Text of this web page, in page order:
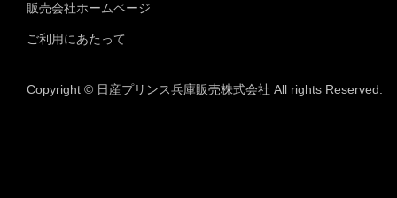
販売会社ホームページ
ご利用にあたって
Copyright © 日産プリンス兵庫販売株式会社 All rights Reserved.